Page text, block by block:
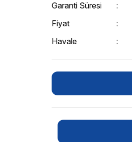
Garanti Süresi
Fiyat
Havale